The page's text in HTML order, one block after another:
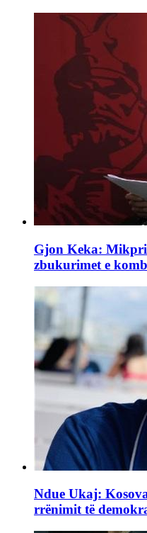
Gjon Keka:
zbukurimet e
Ndue Ukaj:
rrënimit të